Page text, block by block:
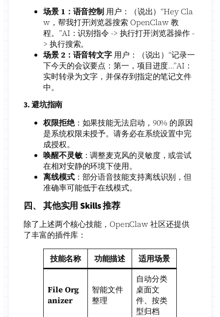
场景 1：语音控制 用户：（说出）“Hey Cla
w，帮我打开浏览器搜索 OpenClaw 教
程。”AI：识别指令 -> 执行打开浏览器操作 -
> 执行搜索。
场景 2：语音转文字 用户：（说出）“记录一
下今天的会议要点：第一，项目进度…”AI：
实时转录为文字，并保存到指定的笔记文件
中。
3. 避坑指南
权限拒绝：如果技能无法启动，90% 的原因
是系统权限未授予。请务必在系统设置中完
成授权。
唤醒不灵敏：调整麦克风的灵敏度，或尝试
在相对安静的环境下使用。
离线模式：部分语音技能支持离线识别，但
准确率可能低于在线模式。
四、 其他实用 Skills 推荐
除了上述两个核心技能，OpenClaw 社区还提供
了丰富的插件库：
技能名称 功能描述 适用场景
File Org
anizer
智能文件
整理
自动分类
桌面文
件、按类
型归档